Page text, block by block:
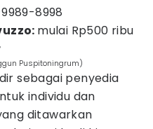
8998
mulai Rp500 ribu
Puspitoningrum)
sebagai penyedia
individu dan
ditawarkan